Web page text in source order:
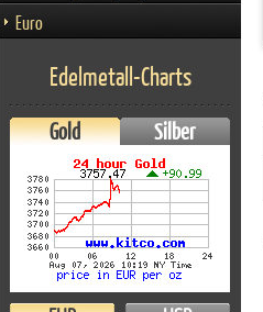
Euro
Edelmetall-Charts
Gold Silber